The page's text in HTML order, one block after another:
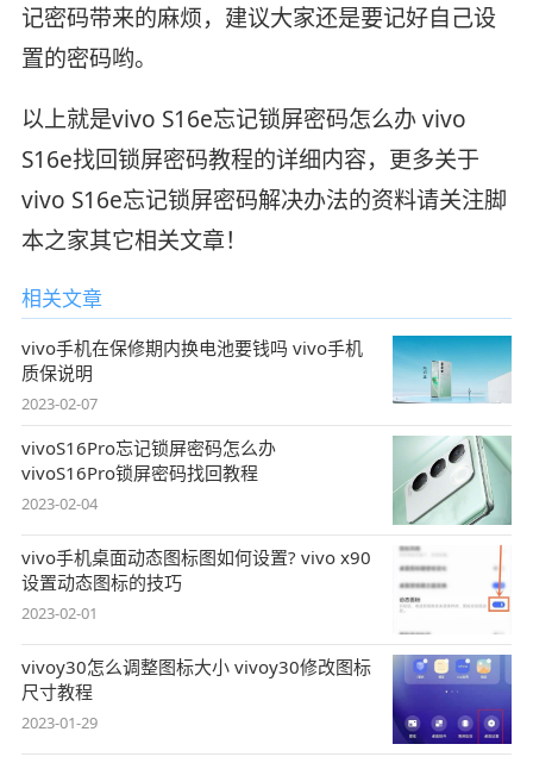
记密码带来的麻烦，建议大家还是要记好自己设
置的密码哟。
以上就是vivo S16e忘记锁屏密码怎么办 vivo
S16e找回锁屏密码教程的详细内容，更多关于
vivo S16e忘记锁屏密码解决办法的资料请关注脚
本之家其它相关文章！
相关文章
vivo手机在保修期内换电池要钱吗 vivo手机
质保说明
2023-02-07
vivoS16Pro忘记锁屏密码怎么办
vivoS16Pro锁屏密码找回教程
2023-02-04
vivo手机桌面动态图标图如何设置? vivo x90
设置动态图标的技巧
2023-02-01
vivoy30怎么调整图标大小 vivoy30修改图标
尺寸教程
2023-01-29